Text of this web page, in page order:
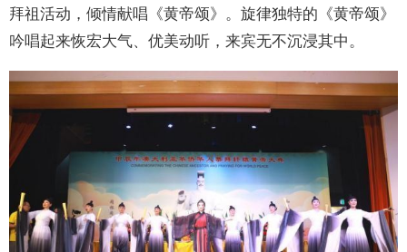
拜祖活动，倾情献唱《黄帝颂》。旋律独特的《黄帝颂》
吟唱起来恢宏大气、优美动听，来宾无不沉浸其中。